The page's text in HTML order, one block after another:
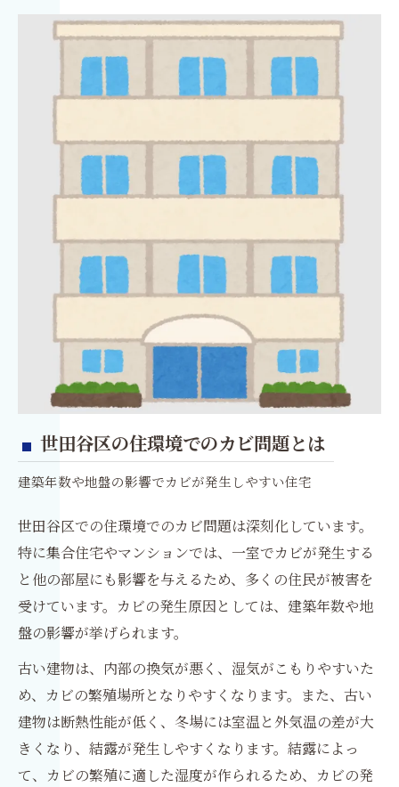
世田谷区の住環境でのカビ問題とは
建築年数や地盤の影響でカビが発生しやすい住宅
世田谷区での住環境でのカビ問題は深刻化しています。
特に集合住宅やマンションでは、一室でカビが発生する
と他の部屋にも影響を与えるため、多くの住民が被害を
受けています。カビの発生原因としては、建築年数や地
盤の影響が挙げられます。
古い建物は、内部の換気が悪く、湿気がこもりやすいた
め、カビの繁殖場所となりやすくなります。また、古い
建物は断熱性能が低く、冬場には室温と外気温の差が大
きくなり、結露が発生しやすくなります。結露によっ
て、カビの繁殖に適した湿度が作られるため、カビの発